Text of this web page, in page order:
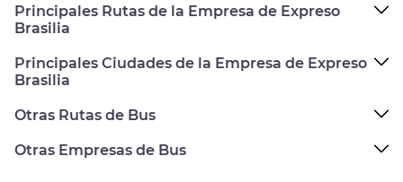
Principales Rutas de la Empresa de Expreso
Brasilia
Principales Ciudades de la Empresa de Expreso
Brasilia
Otras Rutas de Bus
Otras Empresas de Bus